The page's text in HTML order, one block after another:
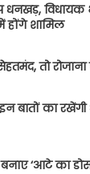
धनखड़,
होंगे शामिल
तो
बातों का रखेंगी
‘आटे का